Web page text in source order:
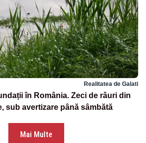
Realitatea de Galati
în România. Zeci de râuri din
sub avertizare până sâmbătă
Mai Multe